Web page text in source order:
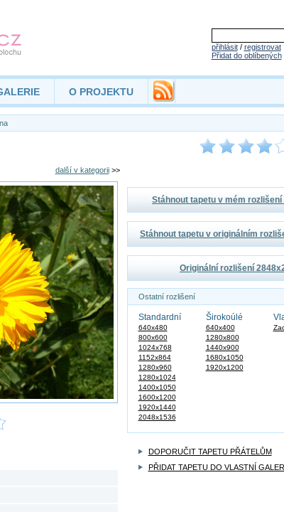
přihlásit/ registrovat
Přidat do oblíbených
O PROJEKTU
další v kategorii>>
Stáhnout tapetu v mém rozlišení
Stáhnout tapetu v originálním
Originální rozlišení
Ostatní rozlišení
Standardní
640x480
800x600
1024x768
1152x864
1280x960
1280x1024
1400x1050
1600x1200
1920x1440
2048x1536
Širokoúlé
640x400
1280x800
1440x900
1680x1050
1920x1200
DOPORUČIT TAPETU PŘÁTELŮM
PŘIDAT TAPETU DO VLASTNÍ